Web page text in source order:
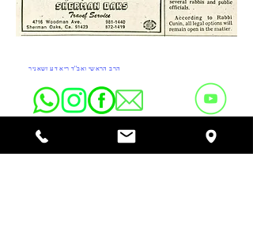
הרב הראשי ואב''ד ריא דע זשאניר